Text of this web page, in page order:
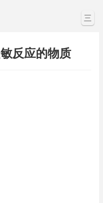
三
反应的物质